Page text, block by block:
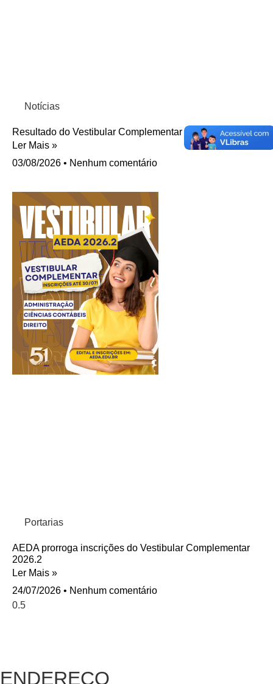
Notícias
Resultado do Vestibular Complementar 2026.2 da AEDA.
Ler Mais »
03/08/2026
Nenhum comentário
Portarias
AEDA prorroga inscrições do Vestibular Complementar
2026.2
Ler Mais »
24/07/2026
Nenhum comentário
ENDEREÇO